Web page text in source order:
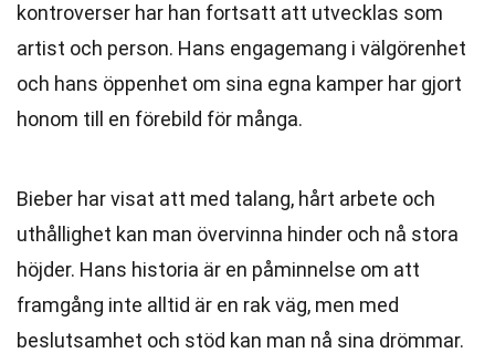
kontroverser har han fortsatt att utvecklas som
artist och person. Hans engagemang i välgörenhet
och hans öppenhet om sina egna kamper har gjort
honom till en förebild för många.
Bieber har visat att med talang, hårt arbete och
uthållighet kan man övervinna hinder och nå stora
höjder. Hans historia är en påminnelse om att
framgång inte alltid är en rak väg, men med
beslutsamhet och stöd kan man nå sina drömmar.